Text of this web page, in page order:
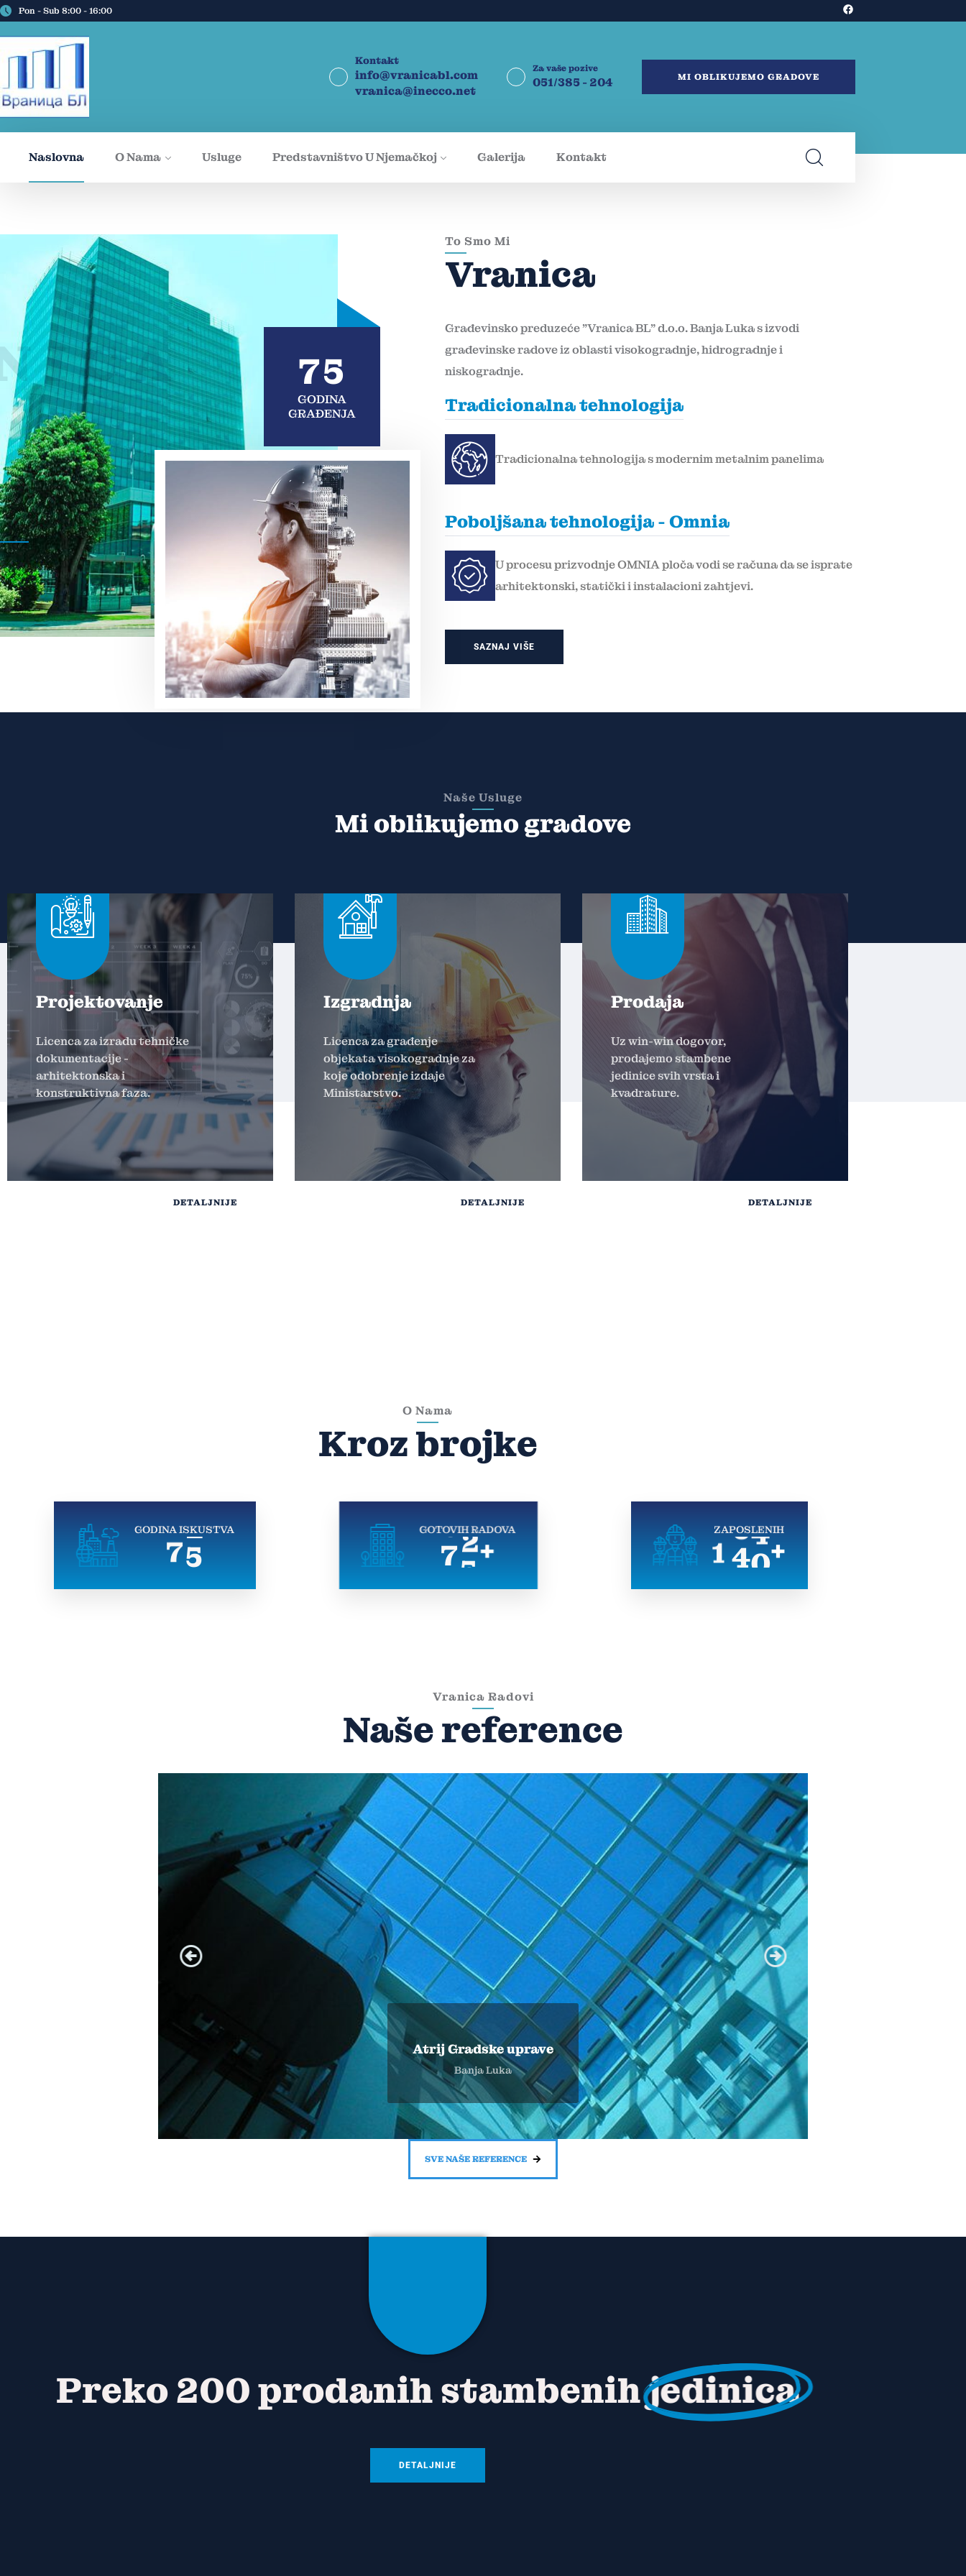
Pon - Sub 8:00 - 16:00
Kontakt
info@vranicabl.com
vranica@inecco.net
Za vaše pozive
051/385 - 204 MI OBLIKUJEMO GRADOVE
Naslovna O Nama Usluge Predstavništvo U Njemačkoj Galerija Kontakt
75
GODINA
GRAĐENJA
To Smo Mi
Vranica
Građevinsko preduzeće "Vranica BL" d.o.o. Banja Luka s izvodi
građevinske radove iz oblasti visokogradnje, hidrogradnje i
niskogradnje.
Tradicionalna tehnologija
Tradicionalna tehnologija s modernim metalnim panelima
Poboljšana tehnologija - Omnia
U procesu prizvodnje OMNIA ploča vodi se računa da se isprate
arhitektonski, statički i instalacioni zahtjevi.
SAZNAJ VIŠE
Naše Usluge
Mi oblikujemo gradove
Projektovanje
Licenca za izradu tehničke
dokumentacije -
arhitektonska i
konstruktivna faza.
DETALJNIJE
Izgradnja
Licenca za građenje
objekata visokogradnje za
koje odobrenje izdaje
Ministarstvo.
DETALJNIJE
Prodaja
Uz win-win dogovor,
prodajemo stambene
jedinice svih vrsta i
kvadrature.
DETALJNIJE
O Nama
Kroz brojke
GODINA ISKUSTVA
75
GOTOVIH RADOVA
75+
ZAPOSLENIH
150+
Vranica Radovi
Naše reference
Atrij Gradske uprave
Banja Luka
SVE NAŠE REFERENCE
Preko 200 prodanih stambenihjedinica
DETALJNIJE